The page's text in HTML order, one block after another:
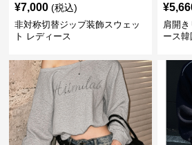
¥7,000 (税込)
非対称切替ジップ装飾スウェッ
ト レディース
¥
肩開
ース